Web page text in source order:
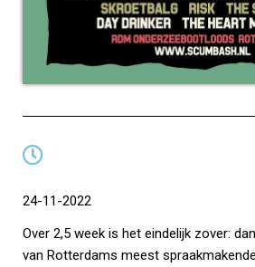
24-11-2022
Over 2,5 week is het eindelijk zover:
van Rotterdams meest